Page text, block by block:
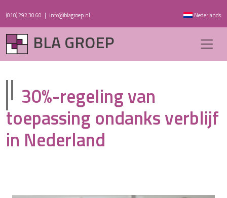
(010) 292 30 60 | info@blagroep.nl Nederlands
BLA GROEP
30%-regeling van
toepassing ondanks verblijf
in Nederland